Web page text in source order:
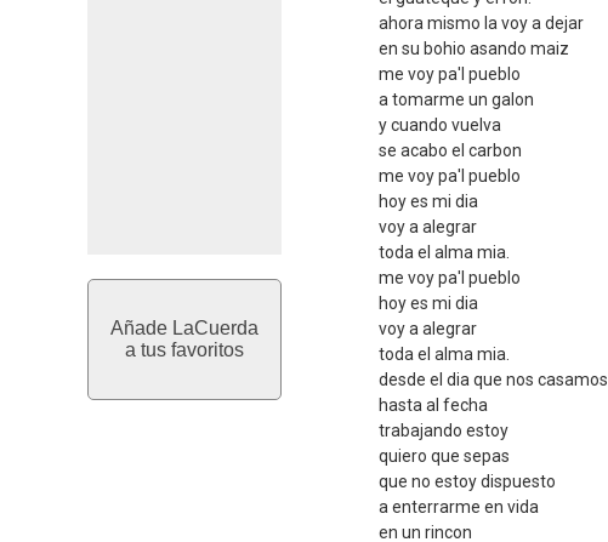
Añade LaCuerda
a tus favoritos
ahora mismo la voy a dejar
en su bohio asando maiz
me voy pa'l pueblo
a tomarme un galon
y cuando vuelva
se acabo el carbon
me voy pa'l pueblo
hoy es mi dia
voy a alegrar
toda el alma mia.
me voy pa'l pueblo
hoy es mi dia
voy a alegrar
toda el alma mia.
desde el dia que nos casamos
hasta al fecha
trabajando estoy
quiero que sepas
que no estoy dispuesto
a enterrarme en vida
en un rincon